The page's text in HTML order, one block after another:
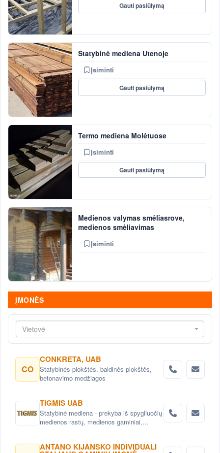
Gauti pasiūlymą
Statybinė mediena Utenoje
Įsiminti
Gauti pasiūlymą
Termo mediena Molėtuose
Įsiminti
Gauti pasiūlymą
Medienos valymas smėliasrove,
medienos smėliavimas
Įsiminti
ĮMONĖS
Vietovė
CO
CONKRETA, UAB
Statybinės plokštės, baldinės plokštės,
betonavimo medžiagos
TIGMIS UAB
Statybinė mediena - prekyba iš spygliuočių
medienos rastų, medienos gaminiai,
ANTANO KIJANSKO INDIVIDUALI